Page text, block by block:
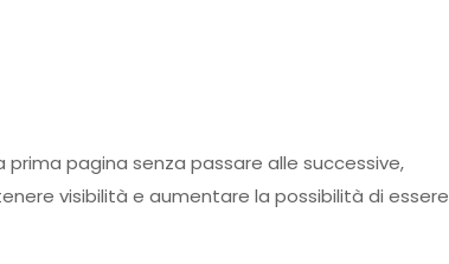
pagina senza passare alle successive,
visibilità e aumentare la possibilità di essere